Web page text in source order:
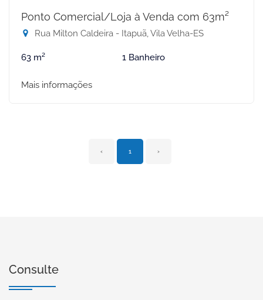
Ponto Comercial/Loja à Venda com 63m²
Rua Milton Caldeira - Itapuã, Vila Velha-ES
63 m² 1 Banheiro
Mais informações
‹ 1 ›
Consulte